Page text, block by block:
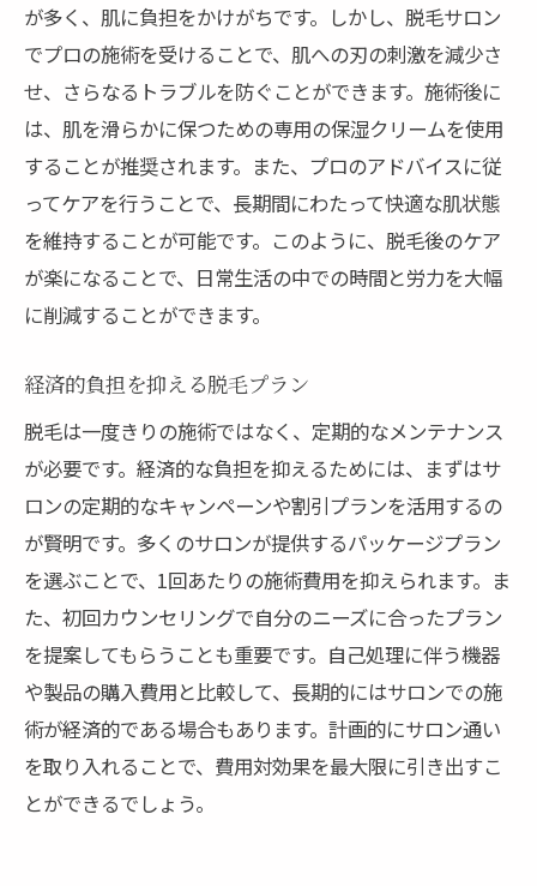
が多く、肌に負担をかけがちです。しかし、脱毛サロン
でプロの施術を受けることで、肌への刃の刺激を減少さ
せ、さらなるトラブルを防ぐことができます。施術後に
は、肌を滑らかに保つための専用の保湿クリームを使用
することが推奨されます。また、プロのアドバイスに従
ってケアを行うことで、長期間にわたって快適な肌状態
を維持することが可能です。このように、脱毛後のケア
が楽になることで、日常生活の中での時間と労力を大幅
に削減することができます。
経済的負担を抑える脱毛プラン
脱毛は一度きりの施術ではなく、定期的なメンテナンス
が必要です。経済的な負担を抑えるためには、まずはサ
ロンの定期的なキャンペーンや割引プランを活用するの
が賢明です。多くのサロンが提供するパッケージプラン
を選ぶことで、1回あたりの施術費用を抑えられます。ま
た、初回カウンセリングで自分のニーズに合ったプラン
を提案してもらうことも重要です。自己処理に伴う機器
や製品の購入費用と比較して、長期的にはサロンでの施
術が経済的である場合もあります。計画的にサロン通い
を取り入れることで、費用対効果を最大限に引き出すこ
とができるでしょう。